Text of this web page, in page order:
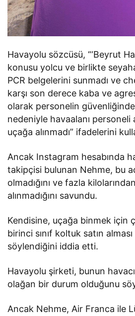
Havayolu sözcüsü, “‘Beyrut
konusu yolcu ve birlikte
PCR belgelerini sunmadı ve
karşı son derece kaba ve
olarak personelin
nedeniyle havaalanı
uçağa alınmadı” ifadelerini
Ancak Instagram hesabında
takipçisi bulunan Nehme, bu
olmadığını ve fazla
alınmadığını savundu.
Kendisine, uçağa binmek için
birinci sınıf koltuk satın
söylendiğini iddia etti.
Havayolu şirketi, bunun
olağan bir durum olduğunu
Ancak Nehme, Air Franca ile